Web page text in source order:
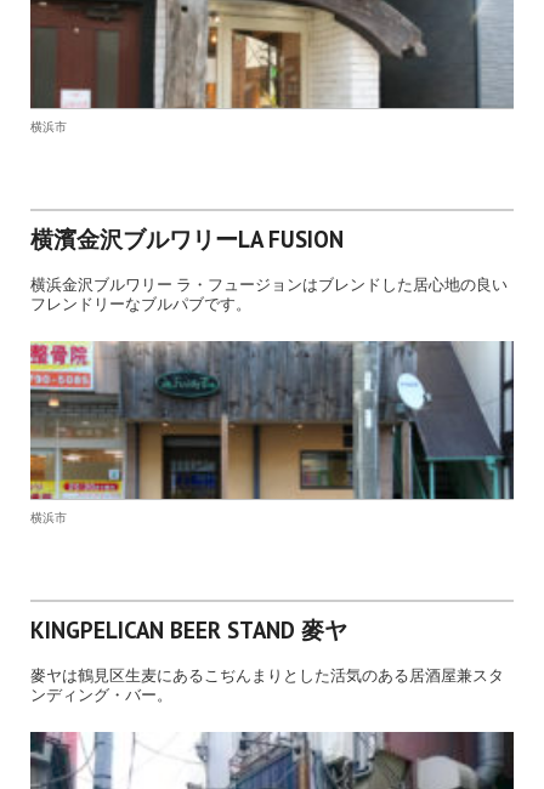
横浜市
横濱金沢ブルワリーLA FUSION
横浜金沢ブルワリー ラ・フュージョンはブレンドした居心地の良い
フレンドリーなブルパブです。
横浜市
KINGPELICAN BEER STAND 麥ヤ
麥ヤは鶴見区生麦にあるこぢんまりとした活気のある居酒屋兼スタ
ンディング・バー。